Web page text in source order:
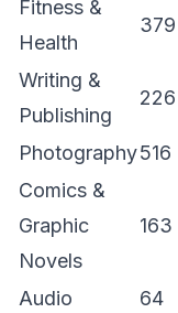
Fitness &
Health
379
Writing &
Publishing
226
Photography516
Comics &
Graphic
Novels
163
Audio 64